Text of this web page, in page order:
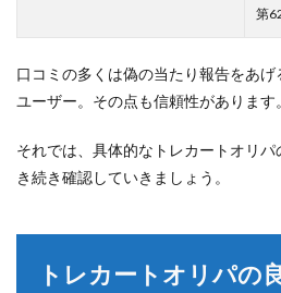
第
口コミの多くは偽の当たり報告をあ
ユーザー。その点も信頼性があります。
それでは、具体的なトレカートオリ
き続き確認していきましょう。
トレカートオリパの